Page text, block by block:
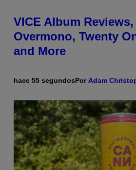
VICE Album
Overmono, Twenty
and More
hace 55 segundosPorAdam